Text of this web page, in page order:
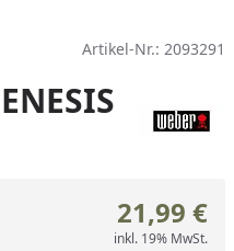
Artikel-Nr.: 2093291
21,99 €
inkl. 19% MwSt.